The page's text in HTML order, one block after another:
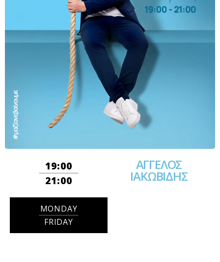
19:00
21:00
MONDAY
FRIDAY
ΑΓΓΕΛΟΣ
ΙΑΚΩΒΙΔΗΣ